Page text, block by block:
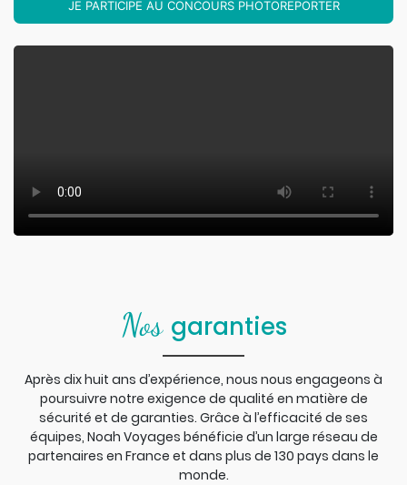
JE PARTICIPE AU CONCOURS PHOTOREPORTER
Nos garanties
Après dix huit ans d’expérience, nous nous engageons à
poursuivre notre exigence de qualité en matière de
sécurité et de garanties. Grâce à l’efficacité de ses
équipes, Noah Voyages bénéficie d’un large réseau de
partenaires en France et dans plus de 130 pays dans le
monde.